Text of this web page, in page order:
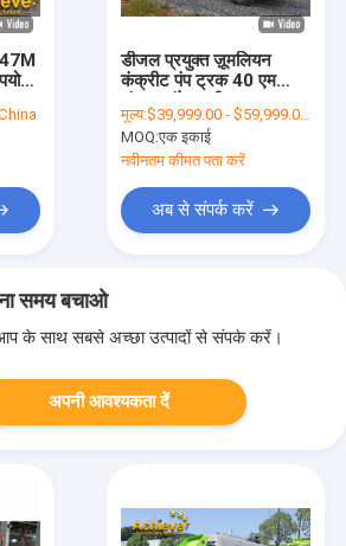
47M
डीजल प्रयुक्त ज़ूमलियन
कंक्रीट पंप ट्रक 40 एम
मूल्य:$39,999.00 - $59,999.00/Units
MOQ:एक इकाई
नवीनतम कीमत पता करें
अब से संपर्क करें
समय बचाओ
के साथ सबसे अच्छा उत्पादों से संपर्क करें।
अपनी आवश्यकता दें